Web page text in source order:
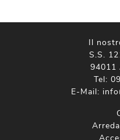
Il
S.S.
94011
Tel:
E-Mail: